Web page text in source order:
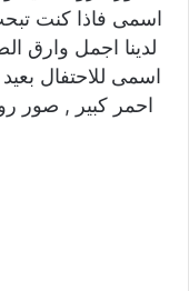
اسمى فاذا كنت
لدينا اجمل وارق
اسمى للاحتفال
احمر كبير , صور